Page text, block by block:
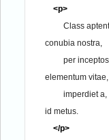
<p>
conubia nostra,
elementum vitae,
id metus.
</p>